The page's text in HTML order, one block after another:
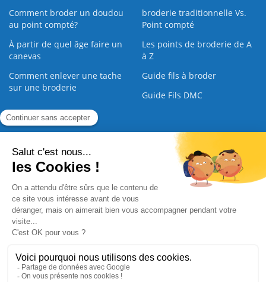
Comment broder un doudou
au point compté?
broderie traditionnelle Vs.
Point compté
À partir de quel âge faire un
canevas
Les points de broderie de A
à Z
Comment enlever une tache
sur une broderie
Guide fils à broder
Guide Fils DMC
Guide de la Broderie
Nous contacter |
Paiement sécurisé
2008 - 2026 © CreaMagic. ALL Rights Reserved.